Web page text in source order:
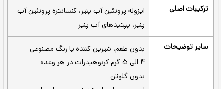
قبل ورزش - 30 تا 60 دقیقه پس از تمرین –
اول صبح به صورت ناشتا - بین وعده‌های
غذایی یا هر زمانی از روز که به پروتئین
بیشتری نیاز دارید.